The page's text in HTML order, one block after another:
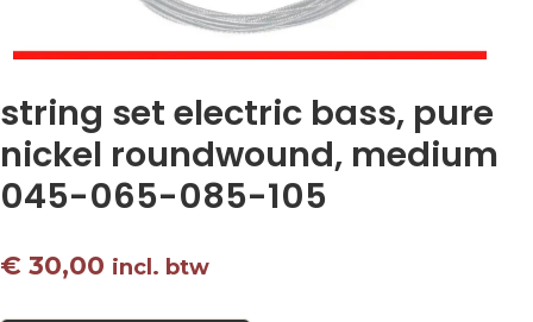
string set electric bass, pure
nickel roundwound, medium
045-065-085-105
€ 30,00 incl. btw